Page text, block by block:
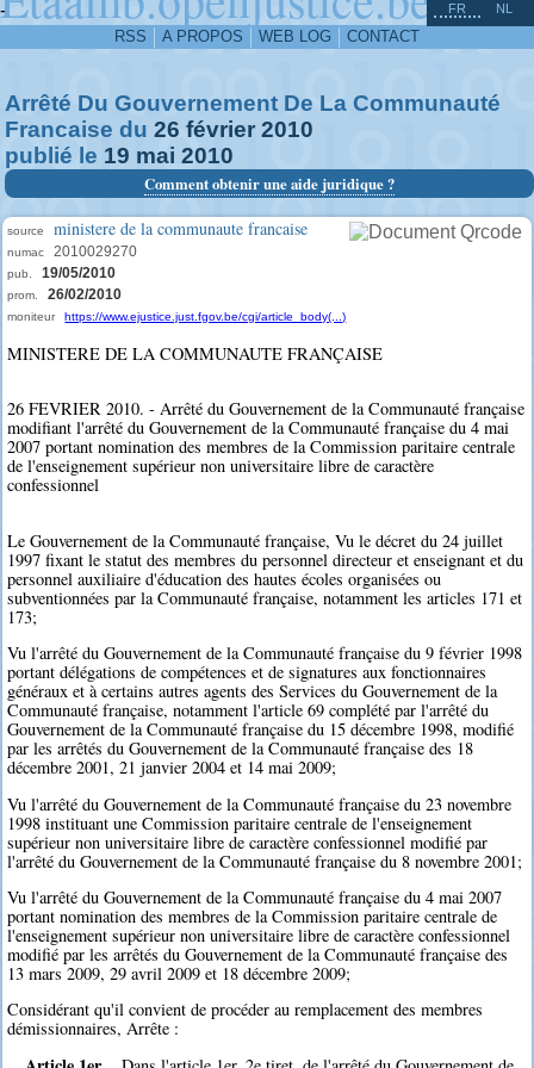
-
RSS A PROPOS WEB LOG CONTACT
FR NL
Arrêté Du Gouvernement De La Communauté
Francaise du 26 février 2010
publié le 19 mai 2010
Comment obtenir une aide juridique ?
source ministere de la communaute francaise
numac 2010029270
pub. 19/05/2010
prom. 26/02/2010
moniteur https://www.ejustice.just.fgov.be/cgi/article_body(...)
MINISTERE DE LA COMMUNAUTE FRANÇAISE
26 FEVRIER 2010. - Arrêté du Gouvernement de la Communauté française
modifiant l'arrêté du Gouvernement de la Communauté française du 4 mai
2007 portant nomination des membres de la Commission paritaire centrale
de l'enseignement supérieur non universitaire libre de caractère
confessionnel
Le Gouvernement de la Communauté française, Vu le décret du 24 juillet
1997 fixant le statut des membres du personnel directeur et enseignant et du
personnel auxiliaire d'éducation des hautes écoles organisées ou
subventionnées par la Communauté française, notamment les articles 171 et
173;
Vu l'arrêté du Gouvernement de la Communauté française du 9 février 1998
portant délégations de compétences et de signatures aux fonctionnaires
généraux et à certains autres agents des Services du Gouvernement de la
Communauté française, notamment l'article 69 complété par l'arrêté du
Gouvernement de la Communauté française du 15 décembre 1998, modifié
par les arrêtés du Gouvernement de la Communauté française des 18
décembre 2001, 21 janvier 2004 et 14 mai 2009;
Vu l'arrêté du Gouvernement de la Communauté française du 23 novembre
1998 instituant une Commission paritaire centrale de l'enseignement
supérieur non universitaire libre de caractère confessionnel modifié par
l'arrêté du Gouvernement de la Communauté française du 8 novembre 2001;
Vu l'arrêté du Gouvernement de la Communauté française du 4 mai 2007
portant nomination des membres de la Commission paritaire centrale de
l'enseignement supérieur non universitaire libre de caractère confessionnel
modifié par les arrêtés du Gouvernement de la Communauté française des
13 mars 2009, 29 avril 2009 et 18 décembre 2009;
Considérant qu'il convient de procéder au remplacement des membres
démissionnaires, Arrête :
^